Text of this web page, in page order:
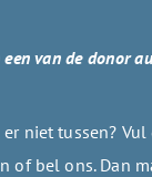
van de donor
niet tussen?
of bel ons. Dan